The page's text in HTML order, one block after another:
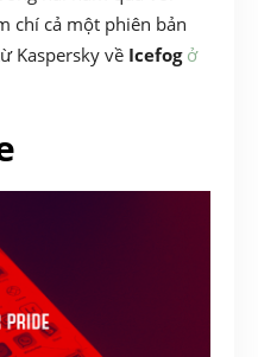
chí cả một phiên bản
Kaspersky về Icefog ở